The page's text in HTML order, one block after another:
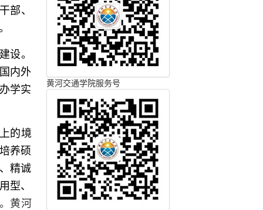
部、
设。
内外
学实
的境
养硕
精诚
型、
黄河
黄河交通学院服务号